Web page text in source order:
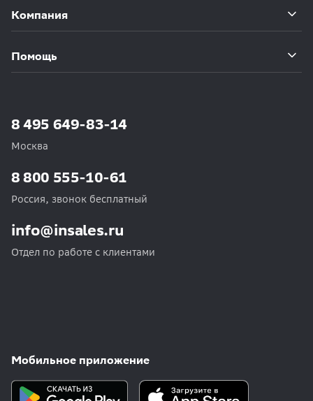
Компания
Помощь
8 495 649-83-14
Москва
info@insales.ru
Отдел по работе с клиентами
8 800 555-10-61
Россия, звонок бесплатный
Мобильное приложение